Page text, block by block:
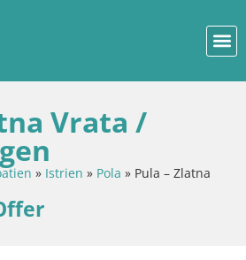
Vrata /
» Istrien » Pola » Pula – Zlatna